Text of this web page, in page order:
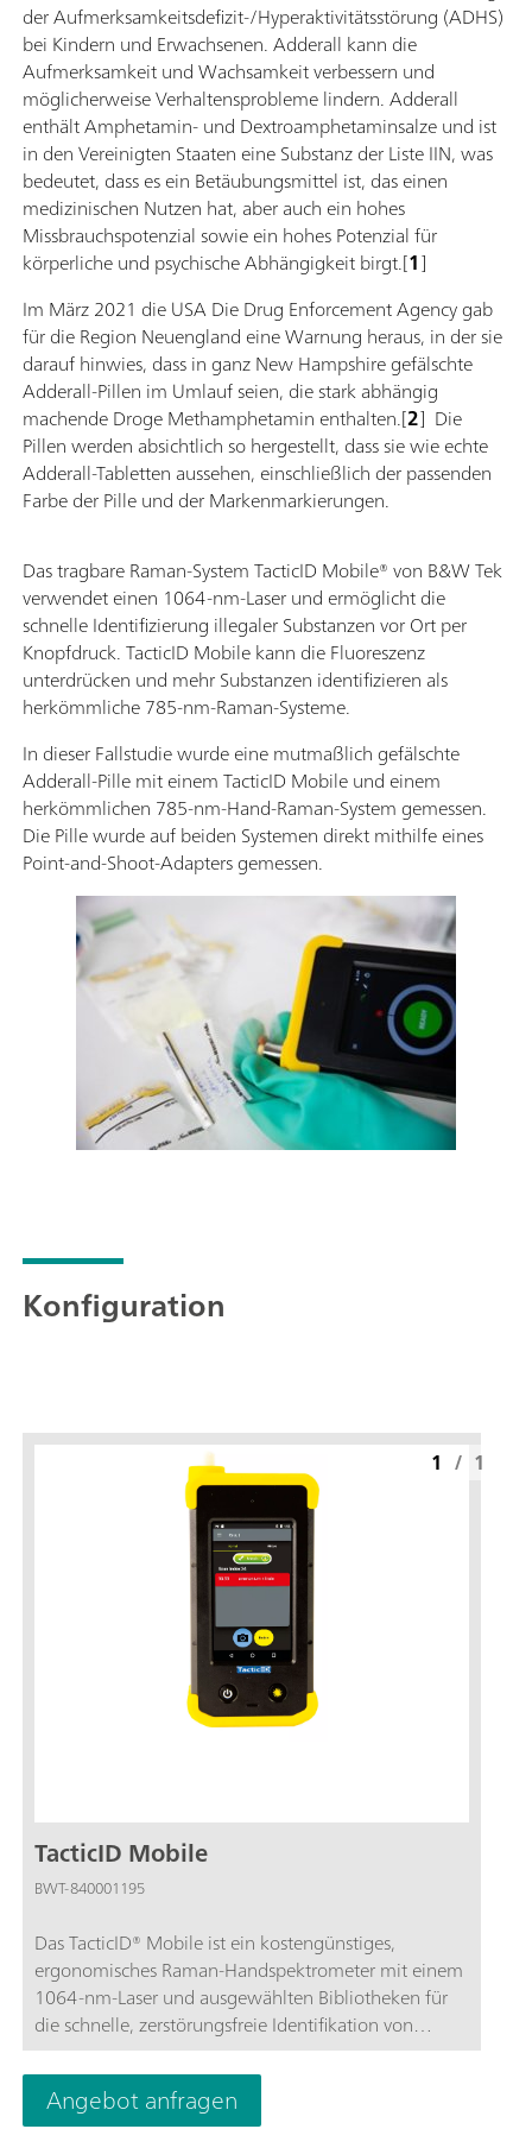
der Aufmerksamkeitsdefizit-/Hyperaktivitätsstörung (ADHS)
bei Kindern und Erwachsenen. Adderall kann die
Aufmerksamkeit und Wachsamkeit verbessern und
möglicherweise Verhaltensprobleme lindern. Adderall
enthält Amphetamin- und Dextroamphetaminsalze und ist
in den Vereinigten Staaten eine Substanz der Liste IIN, was
bedeutet, dass es ein Betäubungsmittel ist, das einen
medizinischen Nutzen hat, aber auch ein hohes
Missbrauchspotenzial sowie ein hohes Potenzial für
körperliche und psychische Abhängigkeit birgt.[1]
Im März 2021 die USA Die Drug Enforcement Agency gab
für die Region Neuengland eine Warnung heraus, in der sie
darauf hinwies, dass in ganz New Hampshire gefälschte
Adderall-Pillen im Umlauf seien, die stark abhängig
machende Droge Methamphetamin enthalten.[2] Die
Pillen werden absichtlich so hergestellt, dass sie wie echte
Adderall-Tabletten aussehen, einschließlich der passenden
Farbe der Pille und der Markenmarkierungen.
Das tragbare Raman-System TacticID Mobile® von B&W Tek
verwendet einen 1064-nm-Laser und ermöglicht die
schnelle Identifizierung illegaler Substanzen vor Ort per
Knopfdruck. TacticID Mobile kann die Fluoreszenz
unterdrücken und mehr Substanzen identifizieren als
herkömmliche 785-nm-Raman-Systeme.
In dieser Fallstudie wurde eine mutmaßlich gefälschte
Adderall-Pille mit einem TacticID Mobile und einem
herkömmlichen 785-nm-Hand-Raman-System gemessen.
Die Pille wurde auf beiden Systemen direkt mithilfe eines
Point-and-Shoot-Adapters gemessen.
Konfiguration
TacticID Mobile
BWT-840001195
Das TacticID® Mobile ist ein kostengünstiges,
ergonomisches Raman-Handspektrometer mit einem
1064-nm-Laser und ausgewählten Bibliotheken für
die schnelle, zerstörungsfreie Identifikation von
Betäubungsmitteln, gefährlichen Chemikalien und
verdächtigen Stoffen. Es wurde für den einfachen
Einsatz durch Sicherheitspersonal vor Ort entwickelt,
1 / 1
Angebot anfragen